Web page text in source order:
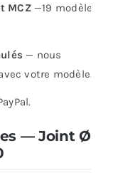
MCZ—19 modèles
— nous
votre modèle.
— Joint Ø212